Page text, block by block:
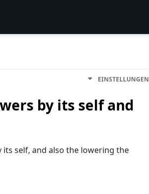
EINSTELLUNGEN
by its self and
self, and also the lowering the